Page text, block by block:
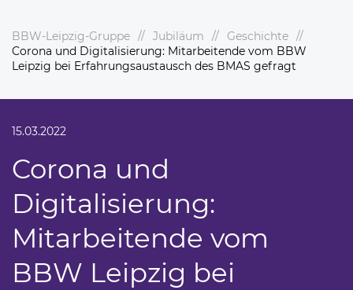
BBW-Leipzig-Gruppe Jubiläum
Geschichte
Corona und Digitalisierung: Mitarbeitende vom BBW
Leipzig bei Erfahrungsaustausch des BMAS gefragt
15.03.2022
Corona und
Digitalisierung:
Mitarbeitende vom
BBW Leipzig bei